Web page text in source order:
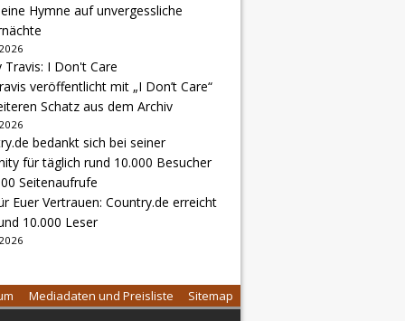
Hymne auf unvergessliche
veröffentlicht mit „I Don’t Care“
Schatz aus dem Archiv
Euer Vertrauen: Country.de erreicht
10.000 Leser
Mediadaten und Preisliste Sitemap